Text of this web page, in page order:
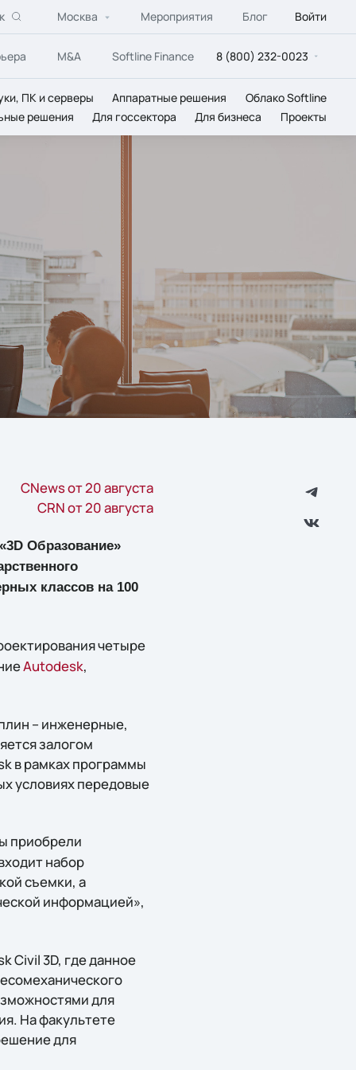
Москва Мероприятия Блог Войти
M&A Softline Finance 8 (800) 232-0023
ПК и серверы Аппаратные решения
Облако Softline
решения Для госсектора Для бизнеса Проекты
CNews от 20 августа
CRN от 20 августа
Образование»
классов на 100
четыре
Autodesk,
– инженерные,
залогом
в рамках программы
условиях передовые
приобрели
набор
съемки, а
информацией»,
Civil 3D, где данное
для
На факультете
для